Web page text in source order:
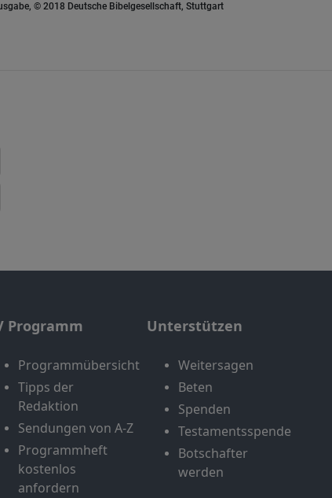
© 2018 Deutsche Bibelgesellschaft, Stuttgart
Programm
Programmübersicht
Tipps der
Redaktion
Sendungen von A-Z
Programmheft
kostenlos
anfordern
Unterstützen
Weitersagen
Beten
Spenden
Testamentsspende
Botschafter
werden